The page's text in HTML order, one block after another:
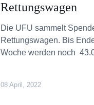
Rettungswagen
Die UFU sammelt
Rettungswagen. Bis
Woche werden noch
08 April, 2022